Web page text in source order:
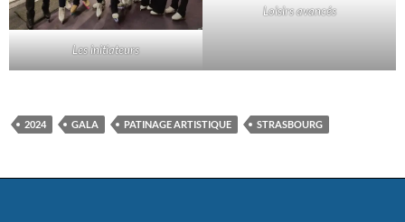
Les initiateurs
Loisirs avancés
2024 GALA PATINAGE ARTISTIQUE STRASBOURG